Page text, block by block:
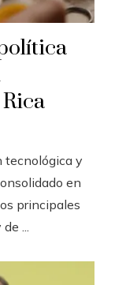
tecnológica y
en
principales
...